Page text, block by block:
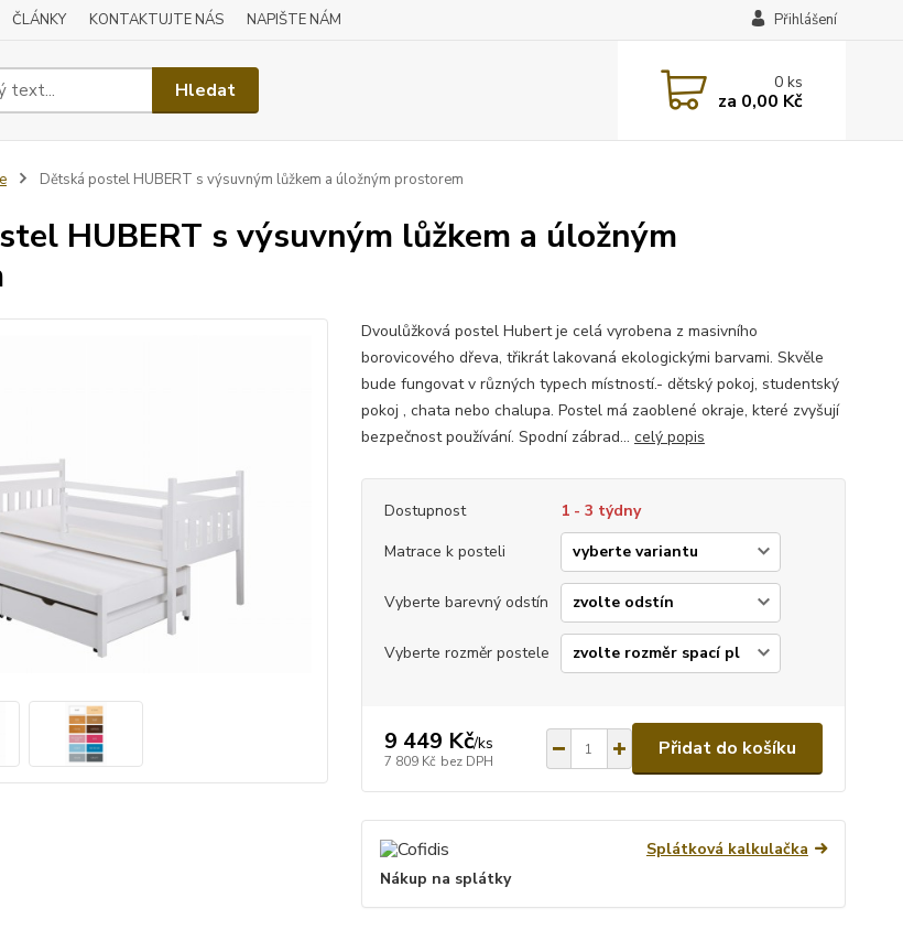
ČLÁNKY KONTAKTUJTE NÁS NAPIŠTE NÁM Přihlášení
Hledat 0ks
za 0,00 Kč
Dětská postel HUBERT s výsuvným lůžkem a úložným prostorem
HUBERT s výsuvným lůžkem a úložným
Dvoulůžková postel Hubert je celá vyrobena z masivního
borovicového dřeva, třikrát lakovaná ekologickými barvami. Skvěle
bude fungovat v různých typech místností.- dětský pokoj, studentský
pokoj , chata nebo chalupa. Postel má zaoblené okraje, které zvyšují
bezpečnost používání. Spodní zábrad... celý popis
Dostupnost
1 - 3 týdny
Matrace k posteli
Vyberte barevný odstín
Vyberte rozměr postele
9 449 Kč/ks
7 809 Kč bez DPH
Přidat do košíku
Splátková kalkulačka
Nákup na splátky